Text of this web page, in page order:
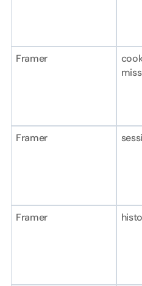
Framer
miss
Framer
Framer